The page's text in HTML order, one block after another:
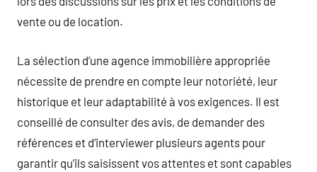
vente ou de location.
La sélection d’une agence immobilière appropriée
nécessite de prendre en compte leur notoriété, leur
historique et leur adaptabilité à vos exigences. Il est
conseillé de consulter des avis, de demander des
références et d’interviewer plusieurs agents pour
garantir qu’ils saisissent vos attentes et sont capables